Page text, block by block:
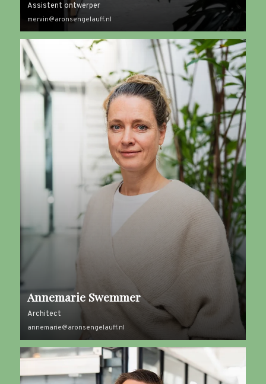
Assistent ontwerper
mervin@aronsengelauff.nl
Annemarie Swemmer
Architect
annemarie@aronsengelauff.nl